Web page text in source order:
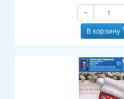
−
В корзину